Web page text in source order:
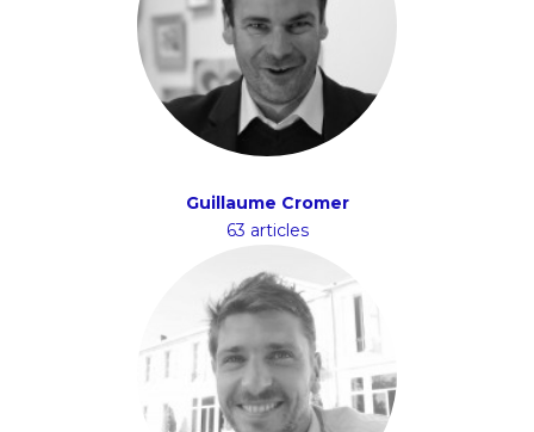
Guillaume Cromer
63 articles